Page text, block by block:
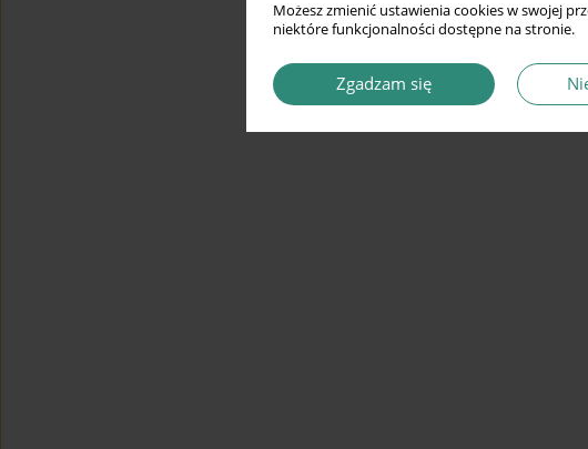
Możesz zmienić ustawienia cookies w swojej
niektóre funkcjonalności dostępne na stronie.
Zgadzam się